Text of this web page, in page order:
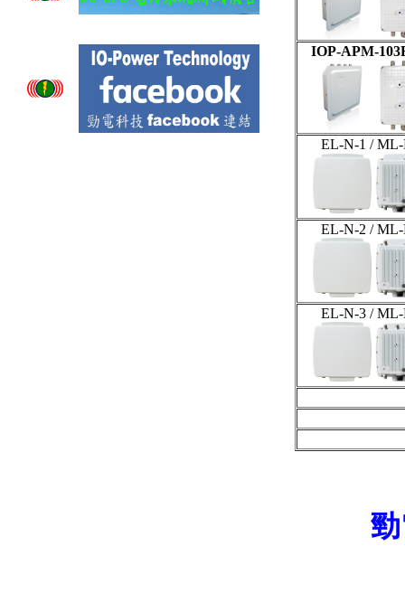
IOP-APM-
EL-N-1 /
EL-N-2 /
EL-N-3 /